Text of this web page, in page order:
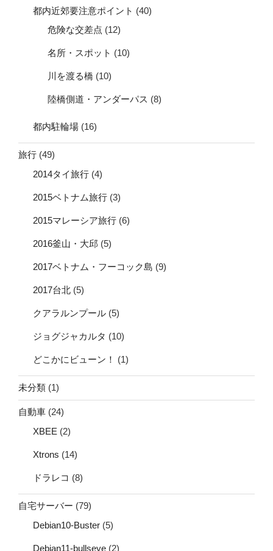
都内近郊要注意ポイント (40)
危険な交差点 (12)
名所・スポット (10)
川を渡る橋 (10)
陸橋側道・アンダーパス (8)
都内駐輪場 (16)
旅行 (49)
2014タイ旅行 (4)
2015ベトナム旅行 (3)
2015マレーシア旅行 (6)
2016釜山・大邱 (5)
2017ベトナム・フーコック島 (9)
2017台北 (5)
クアラルンプール (5)
ジョグジャカルタ (10)
どこかにビューン！ (1)
未分類 (1)
自動車 (24)
XBEE (2)
Xtrons (14)
ドラレコ (8)
自宅サーバー (79)
Debian10-Buster (5)
Debian11-bullseye (2)